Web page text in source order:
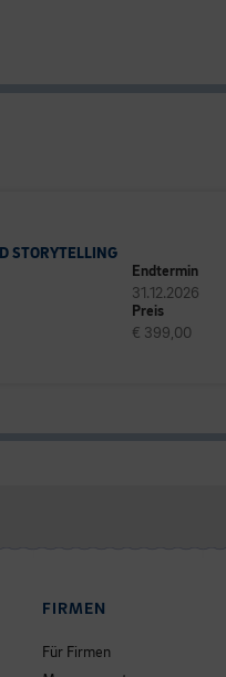
STORYTELLING
Endtermin
31.12.2026
Preis
€ 399,00
FIRMEN
Für Firmen